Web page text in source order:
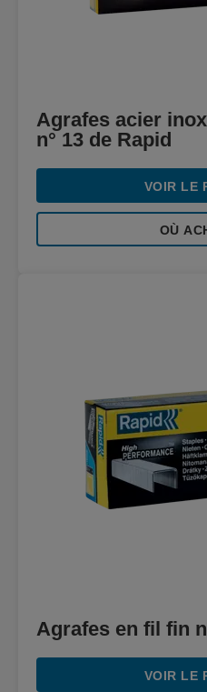
Agrafes acier
n° 13 de Rapid
VOIR LE
OÙ
Agrafes en fil fin
VOIR LE